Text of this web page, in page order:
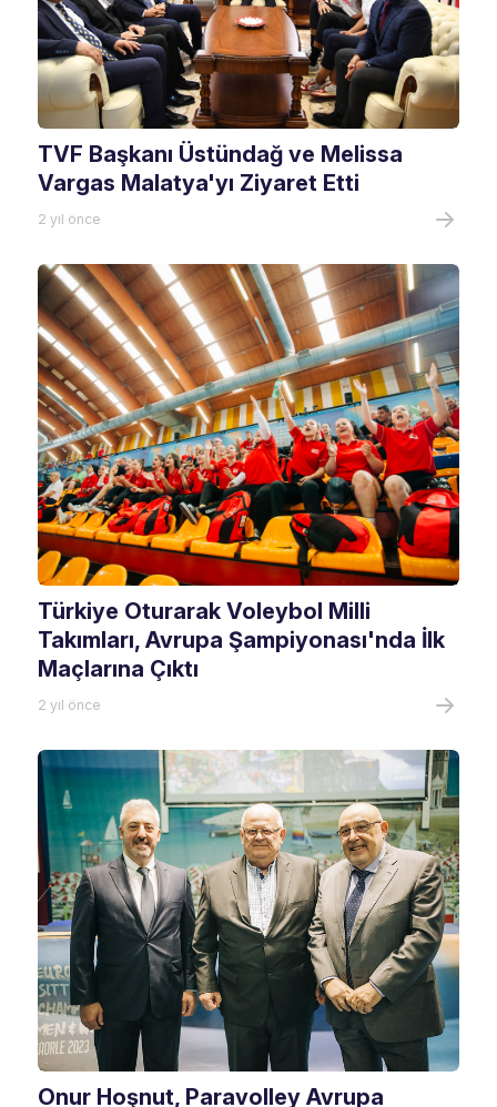
TVF Başkanı Üstündağ ve Melissa
Vargas Malatya'yı Ziyaret Etti
2 yıl önce
Türkiye Oturarak Voleybol Milli
Takımları, Avrupa Şampiyonası'nda İlk
Maçlarına Çıktı
2 yıl önce
Onur Hoşnut, Paravolley Avrupa